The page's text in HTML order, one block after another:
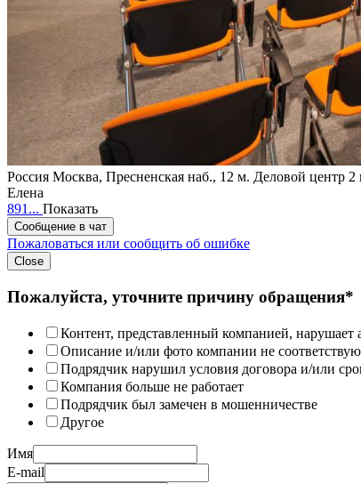
Россия Москва, Пресненская наб., 12 м. Деловой центр 2
Елена
891... Показать
Сообщение в чат
Пожаловаться или сообщить об ошибке
Close
Пожалуйста, уточните причину обращения*
Контент, представленный компанией, нарушает
Описание и/или фото компании не
Подрядчик нарушил условия договора и/или
Компания больше не работает
Подрядчик был замечен в мошенничестве
Другое
Имя
E-mail